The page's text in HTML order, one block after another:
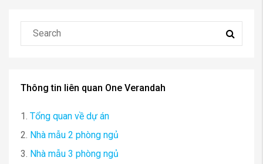
Thông tin liên quan One Verandah
1. Tổng quan về dự án
2. Nhà mẫu 2 phòng ngủ
3. Nhà mẫu 3 phòng ngủ